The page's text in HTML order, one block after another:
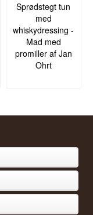
Sprødstegt tun
med
whiskydressing -
Mad med
promiller af Jan
Ohrt